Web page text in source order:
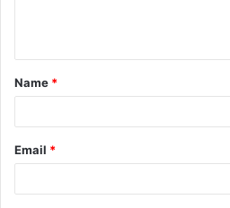
Name *
Email *